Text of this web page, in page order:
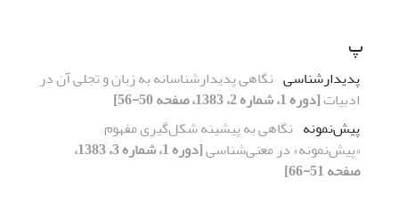
پ
پدیدارشناسی نگاهی پدیدارشناسانه به زبان و تجلی آن در
ادبیات[دوره 1، شماره 2، 1383، صفحه 50-56]
پیش‌نمونه نگاهی به پیشینه شکل‌گیری مفهوم
«پیش‌نمونه» در معنی‌شناسی
[دوره 1، شماره 3، 1383،
صفحه 51-66]